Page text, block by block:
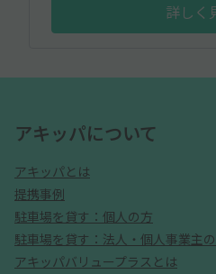
詳しく
アキッパについて
アキッパとは
提携事例
駐車場を貸す：個人の方
駐車場を貸す：法人・個人事業主
アキッパバリュープラスとは